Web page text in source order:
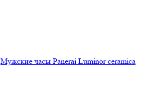
Мужские часы Panerai Luminor ceramica